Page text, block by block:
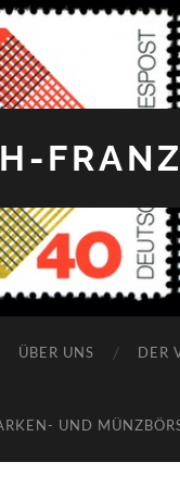
ÜBER UNS DER
UND